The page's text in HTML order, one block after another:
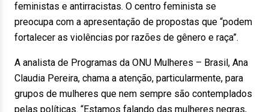
feministas e antirracistas. O centro feminista se
preocupa com a apresentação de propostas que “podem
fortalecer as violências por razões de gênero e raça”.
A analista de Programas da ONU Mulheres – Brasil, Ana
Claudia Pereira, chama a atenção, particularmente, para
grupos de mulheres que nem sempre são contemplados
pelas políticas. “Estamos falando das mulheres negras,